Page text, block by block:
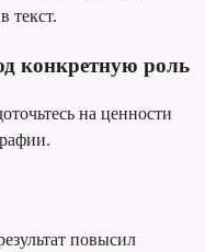
текст.
конкретную роль
на ценности
повысил